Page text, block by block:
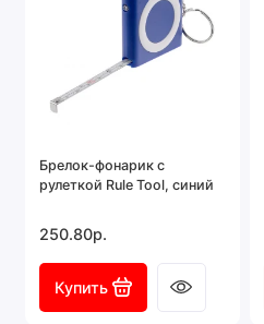
Брелок-фонарик с
рулеткой Rule Tool, синий
250.80р.
Купить